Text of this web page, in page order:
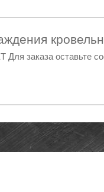
заказа оставьте